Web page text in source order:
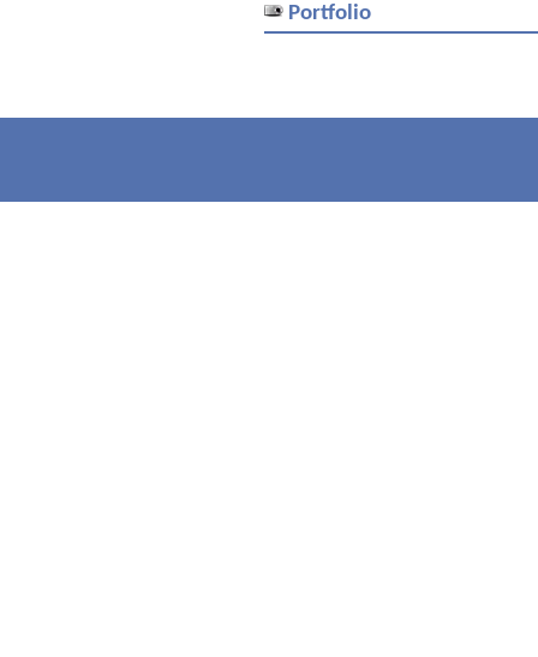
Portfolio